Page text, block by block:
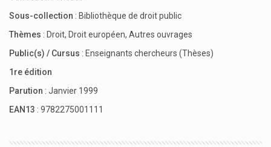
Sous-collection : Bibliothèque de droit public
Thèmes : Droit, Droit européen, Autres ouvrages
Public(s) / Cursus : Enseignants chercheurs (Thèses)
1re édition
Parution : Janvier 1999
EAN13 : 9782275001111